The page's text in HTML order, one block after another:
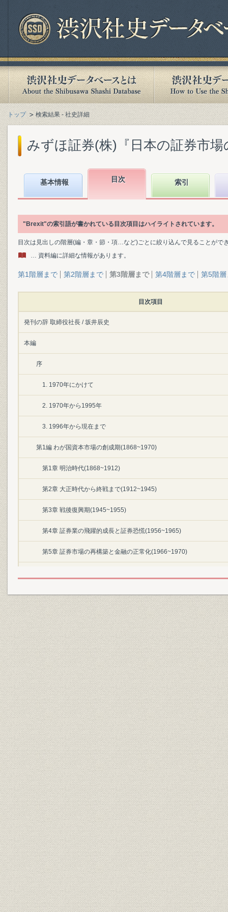
トップ 検索結果 - 社史詳細
みずほ証券(株)『日本の証券市
基本情報 目次 索引
"Brexit"の索引語が書かれている目次項目はハイライトされています。
目次は見出しの階層(編・章・節・項…など)ごとに絞り込んで見ることがで
… 資料編に詳細な情報があります。
第1階層まで 第2階層まで 第3階層まで 第4階層まで 第5階層
目次項目
発刊の辞 取締役社長 / 坂井辰史
本編
序
1. 1970年にかけて
2. 1970年から1995年
3. 1996年から現在まで
第1編 わが国資本市場の創成期(1868~1970)
第1章 明治時代(1868~1912)
第2章 大正時代から終戦まで(1912~1945)
第3章 戦後復興期(1945~1955)
第4章 証券業の飛躍的成長と証券恐慌(1956~1965)
第5章 証券市場の再構築と金融の正常化(1966~1970)
第1章 マネーフローの変調と市場化の萌芽(1971~1980)
第2章 日本型モデルの成功とバブル(1981~1995)
第3編 ビッグバンと市場化の進展(1996~)
序に代えて~金融改革と資本市場の変化について
第1章 金融システムの動揺と日本版ビッグバン(1996~2005)
第2章 リーマンショックと市場原理主義の綻び(2006~)
むすび 変化に向けての取り組み
1. 個人の家計金融資産における投資の状況、金融リテラシーの向上
2. イノベーションの拡大・深化
資料編
会社概要
沿革
リーグテーブル
本社・支社
国内拠点
海外拠点